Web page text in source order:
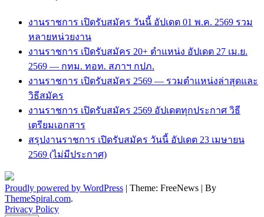
งานราชการ เปิดรับสมัคร วันนี้ อัปเดต 01 พ.ค. 2569 รวม
หลายหน่วยงาน
งานราชการ เปิดรับสมัคร 20+ ตำแหน่ง อัปเดต 27 เม.ย.
2569 — กทม. ทอท. สภาฯ กปภ.
งานราชการ เปิดรับสมัคร 2569 — รวมตำแหน่งล่าสุดและ
วิธีสมัคร
งานราชการ เปิดรับสมัคร 2569 อัปเดตทุกประกาศ วิธี
เตรียมเอกสาร
สรุปงานราชการ เปิดรับสมัคร วันนี้ อัปเดต 23 เมษายน
2569 (ไม่มีประกาศ)
Proudly powered by WordPress | Theme: FreeNews | By
ThemeSpiral.com.
Privacy Policy